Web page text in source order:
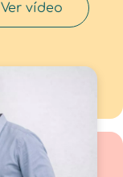
Ver vídeo